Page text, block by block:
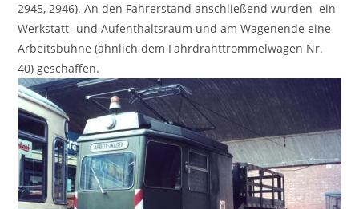
2945, 2946). An den Fahrerstand anschließend wurden ein
Werkstatt- und Aufenthaltsraum und am Wagenende eine
Arbeitsbühne (ähnlich dem Fahrdrahttrommelwagen Nr.
40) geschaffen.